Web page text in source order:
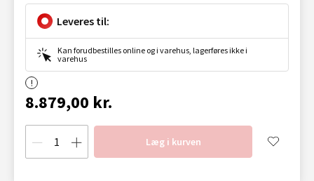
Leveres til:
Kan forudbestilles online og i varehus, lagerføres ikke i
varehus
8.879,00 kr.
Læg i kurven